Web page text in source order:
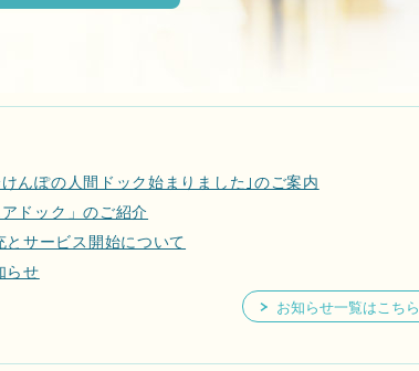
んぽの人間ドック始まりました｣のご案内
ドック」のご紹介
とサービス開始について
らせ
お知らせ一覧はこちら